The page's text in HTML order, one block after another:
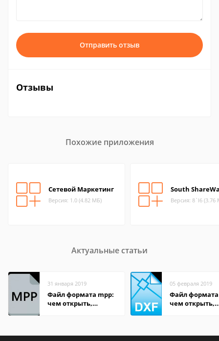
Отправить отзыв
Отзывы
Похожие приложения
Сетевой Маркетинг
Версия: 1.0 (4.82 МБ)
South
Версия: 8`I6 (3.76
Актуальные статьи
31 января 2019
Файл формата mpp:
чем открыть,
05 февраля 2019
Файл формата
чем открыть,